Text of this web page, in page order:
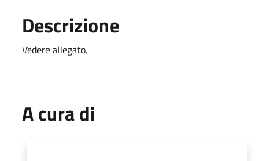
Descrizione
Vedere allegato.
A cura di